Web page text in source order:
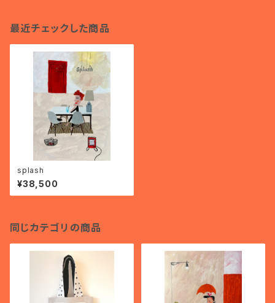
最近チェックした商品
splash
¥38,500
同じカテゴリの商品